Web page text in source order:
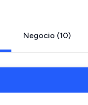
Negocio (10)